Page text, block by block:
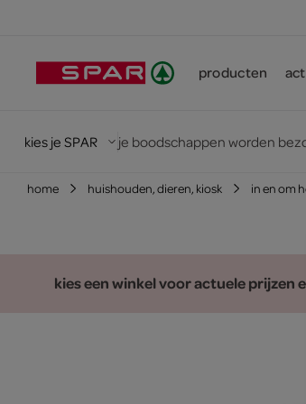
producten
kies je SPAR je boodschappen worden
home huishouden, dieren, kiosk in en om
kies een winkel voor actuele prijzen